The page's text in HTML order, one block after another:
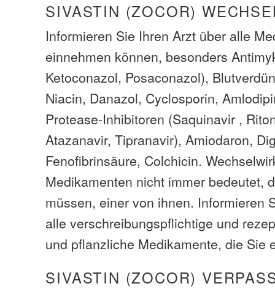
SIVASTIN (ZOCOR)
Informieren Sie Ihren Arzt über alle
einnehmen können, besonders
Ketoconazol, Posaconazol),
Niacin, Danazol, Cyclosporin,
Protease-Inhibitoren (Saquinavir ,
Atazanavir, Tipranavir), Amiodaron,
Fenofibrinsäure, Colchicin.
Medikamenten nicht immer bedeutet,
müssen, einer von ihnen. Informieren
alle verschreibungspflichtige und
und pflanzliche Medikamente, die Sie
SIVASTIN (ZOCOR)